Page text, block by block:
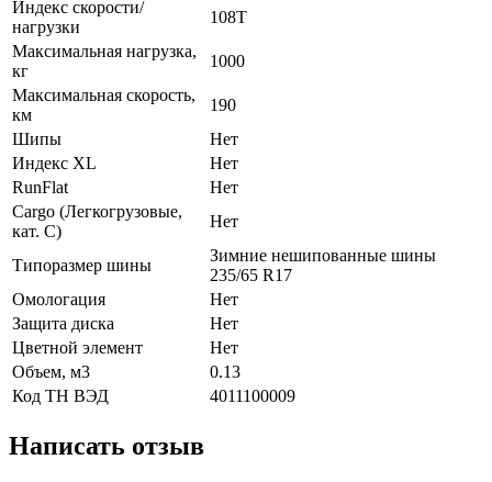
Индекс скорости/
нагрузки
108T
Максимальная нагрузка,
кг
1000
Максимальная скорость,
км
190
Шипы
Нет
Индекс XL
Нет
RunFlat
Нет
Cargo (Легкогрузовые,
кат. С)
Нет
Типоразмер шины
Зимние нешипованные шины
235/65 R17
Омологация
Нет
Защита диска
Нет
Цветной элемент
Нет
Объем, м3
0.13
Код ТН ВЭД
4011100009
Написать отзыв